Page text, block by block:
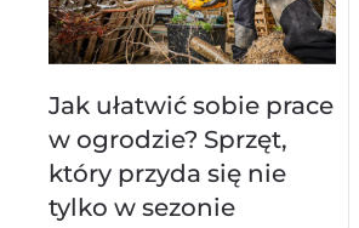
Jak ułatwić sobie prace
w ogrodzie? Sprzęt,
który przyda się nie
tylko w sezonie